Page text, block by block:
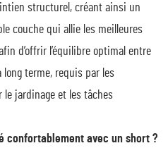
structurel, créant ainsi un
couche qui allie les meilleures
d’offrir l’équilibre optimal entre
terme, requis par les
jardinage et les tâches
confortablement avec un short ?